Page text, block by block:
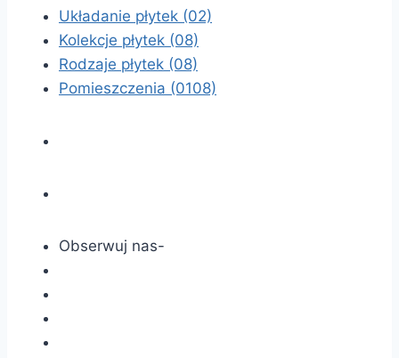
Układanie płytek (02)
Kolekcje płytek (08)
Rodzaje płytek (08)
Pomieszczenia (0108)
Obserwuj nas-